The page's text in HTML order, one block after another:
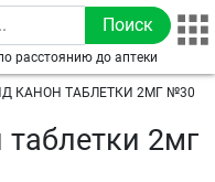
расстоянию до аптеки
КАНОН ТАБЛЕТКИ 2МГ №30
2мг